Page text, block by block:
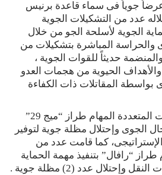
جوياً فى سماء قاعدة برنيس
عدد من التشكيلات الجوية
الجوية لأسلحة الجو من خلال
والحراسة المباشرة بتشكيلات من
حديثاً للقوات الجوية ،
الحيوية من هجمات العدو
بواسطة المقاتلات ذات الكفاءة
وقامت عدد من الطائرات المتعددة المهام طراز “ميج 29”
الجوى وإحتلال مظلة جوية لتوفير
الإستراتيجى، كما قامت عدد من
طراز “رافال” بتنفيذ مهمة الحماية
وإحتلال عدد (2) مظلة جوية .